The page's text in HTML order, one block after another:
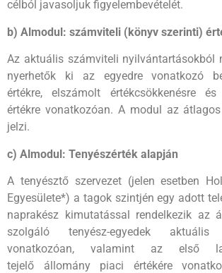
célból javasoljuk figyelembevételét.
b) Almodul: számviteli (könyv szerinti)
Az aktuális számviteli nyilvántartásokból
nyerhetők ki az egyedre vonatkozó
értékre, elszámolt értékcsökkenésre
értékre vonatkozóan. A modul az
jelzi.
c) Almodul: Tenyészérték alapján
A tenyésztő szervezet (jelen esetben
Egyesülete*) a tagok szintjén egy adott
naprakész kimutatással rendelkezik az
szolgáló tenyész-egyedek
vonatkozóan, valamint az első
tejelő állomány piaci értékére